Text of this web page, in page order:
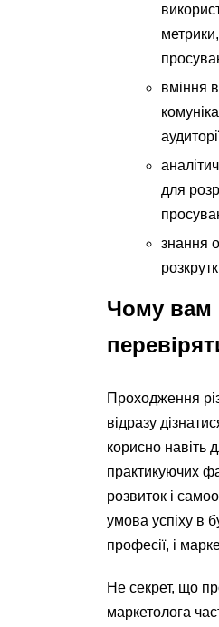
вміння
для
знання
Чому вам
Проходження
відразу
корисно навіть
практикуючих
розвиток і
умова успіху в
професії, і
Не секрет, що
маркетолога